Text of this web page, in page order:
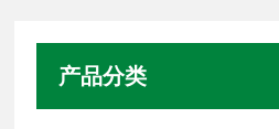
产品分类